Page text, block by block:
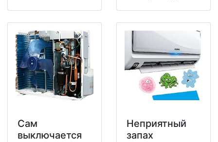
Сам
выключается
Неприятный
запах